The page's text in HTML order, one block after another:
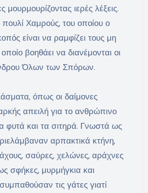
μουρμουρίζοντας ιερές λέξεις.
πουλί Χαμρούς, του οποίου ο
είναι να ραμφίζει τους μη
βοηθάει να διανέμονται οι
Όλων των Σπόρων.
όπως οι δαίμονες
απειλή για το ανθρώπινο
φυτά και τα σιτηρά. Γνωστά ως
αρπακτικά κτήνη,
σαύρες, χελώνες, αράχνες
σφήκες, μυρμήγκια και
τις γάτες γιατί